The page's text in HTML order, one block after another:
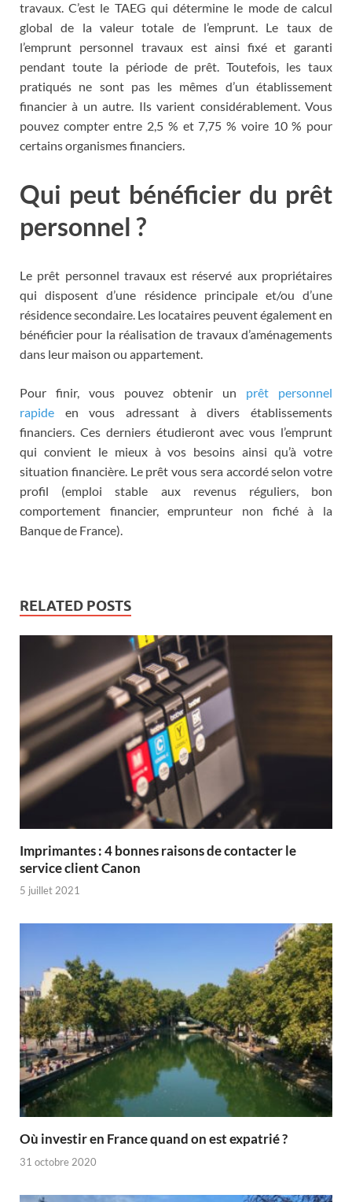
travaux. C’est le TAEG qui détermine le mode de calcul
global de la valeur totale de l’emprunt. Le taux de
l’emprunt personnel travaux est ainsi fixé et garanti
pendant toute la période de prêt. Toutefois, les taux
pratiqués ne sont pas les mêmes d’un établissement
financier à un autre. Ils varient considérablement. Vous
pouvez compter entre 2,5 % et 7,75 % voire 10 % pour
certains organismes financiers.
Qui peut bénéficier du prêt
personnel ?
Le prêt personnel travaux est réservé aux propriétaires
qui disposent d’une résidence principale et/ou d’une
résidence secondaire. Les locataires peuvent également en
bénéficier pour la réalisation de travaux d’aménagements
dans leur maison ou appartement.
Pour finir, vous pouvez obtenir un prêt personnel
rapide en vous adressant à divers établissements
financiers. Ces derniers étudieront avec vous l’emprunt
qui convient le mieux à vos besoins ainsi qu’à votre
situation financière. Le prêt vous sera accordé selon votre
profil (emploi stable aux revenus réguliers, bon
comportement financier, emprunteur non fiché à la
Banque de France).
RELATED POSTS
Imprimantes : 4 bonnes raisons de contacter le
service client Canon
5 juillet 2021
Où investir en France quand on est expatrié ?
31 octobre 2020